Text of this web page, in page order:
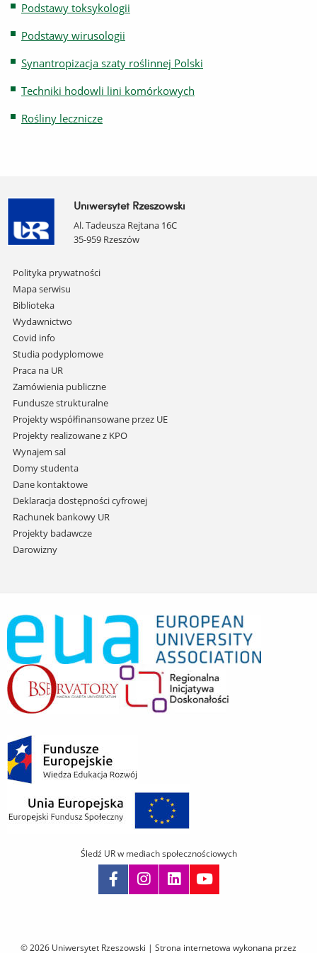
Podstawy toksykologii
Podstawy wirusologii
Synantropizacja szaty roślinnej Polski
Techniki hodowli lini komórkowych
Rośliny lecznicze
Uniwersytet Rzeszowski
Al. Tadeusza Rejtana 16C
35-959 Rzeszów
Pomiń
nawigację
i
przejdź
do
treści
Polityka prywatności
Mapa serwisu
Biblioteka
Wydawnictwo
Covid info
Studia podyplomowe
Praca na UR
Zamówienia publiczne
Fundusze strukturalne
Projekty współfinansowane przez UE
Projekty realizowane z KPO
Wynajem sal
Domy studenta
Dane kontaktowe
Deklaracja dostępności cyfrowej
Rachunek bankowy UR
Projekty badawcze
Darowizny
© 2026 Uniwersytet Rzeszowski | Strona internetowa wykonana przez
Śledź UR w mediach społecznościowych
i